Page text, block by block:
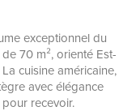
exceptionnel du
70 m², orienté Est-
cuisine américaine,
avec élégance
recevoir.